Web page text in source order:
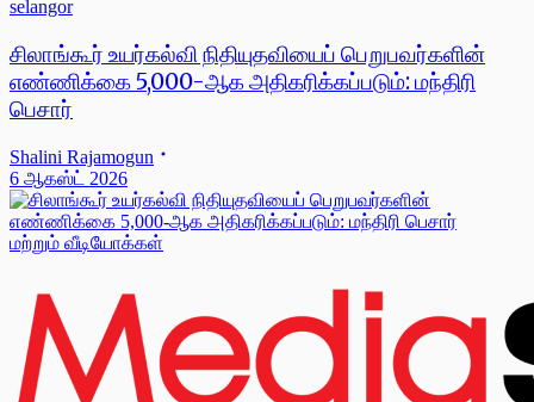
selangor
சிலாங்கூர் உயர்கல்வி நிதியுதவியைப் பெறுபவர்களின்
எண்ணிக்கை 5,000-ஆக அதிகரிக்கப்படும்: மந்திரி
பெசார்
Shalini Rajamogun
6 ஆகஸ்ட் 2026
மற்றும் வீடியோக்கள்